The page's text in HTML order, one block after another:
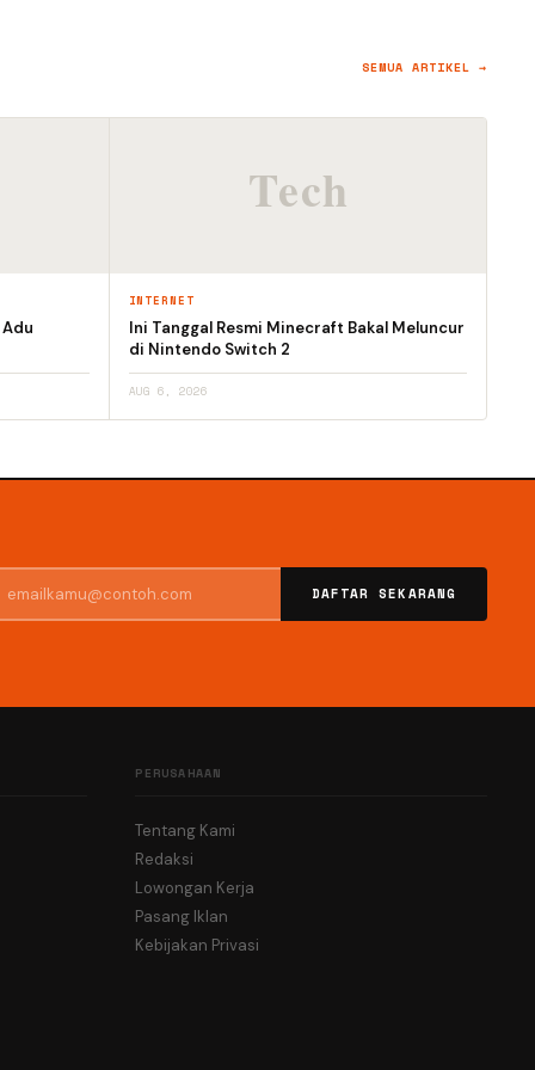
SEMUA ARTIKEL →
INTERNET
Ini Tanggal Resmi Minecraft Bakal Meluncur
di Nintendo Switch 2
AUG 6, 2026
DAFTAR SEKARANG
PERUSAHAAN
Tentang Kami
Redaksi
Lowongan Kerja
Pasang Iklan
Kebijakan Privasi